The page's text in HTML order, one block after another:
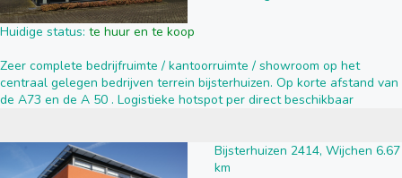
Huidige status: te huur en te koop
Zeer complete bedrijfruimte / kantoorruimte / showroom op het
centraal gelegen bedrijven terrein bijsterhuizen. Op korte afstand van
de A73 en de A 50 . Logistieke hotspot per direct beschikbaar
Bijsterhuizen 2414, Wijchen 6.67
km